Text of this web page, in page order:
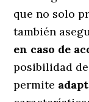
que no solo
también
en caso de
posibilidad
permite